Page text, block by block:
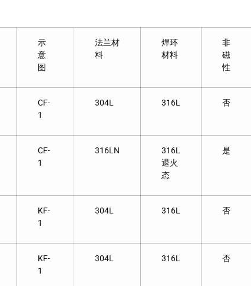
示
意
图
法兰材
料
焊环
材料
非
磁
性
CF-
1
304L 316L 否
CF-
1
316LN
316L
退火
态
是
KF-
1
304L 316L 否
KF-
1
304L 316L 否